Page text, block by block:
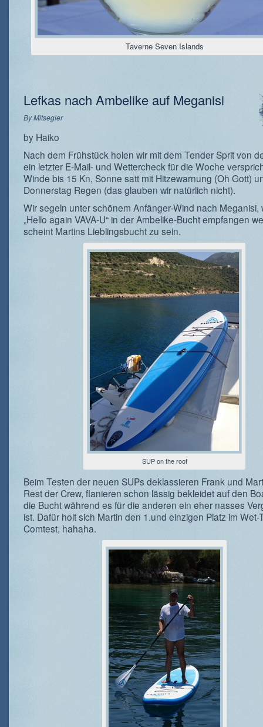
Taverne Seven Islands
Lefkas nach Ambelike auf Meganisi
ByMitsegler
by Haiko
Nach dem Frühstück holen wir mit dem Tender Sprit von
ein letzter E-Mail- und Wettercheck für die Woche
Winde bis 15 Kn, Sonne satt mit Hitzewarnung (Oh Gott)
Donnerstag Regen (das glauben wir natürlich nicht).
Wir segeln unter schönem Anfänger-Wind nach Meganisi,
„Hello again VAVA-U“ in der Ambelike-Bucht empfangen
scheint Martins Lieblingsbucht zu sein.
SUP on the roof
Beim Testen der neuen SUPs deklassieren Frank und
Rest der Crew, flanieren schon lässig bekleidet auf den
die Bucht während es für die anderen ein eher nasses
ist. Dafür holt sich Martin den 1.und einzigen Platz im Wet-
Comtest, hahaha.